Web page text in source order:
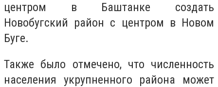
центром в Баштанке создать
Новобугский район с центром в Новом
Буге.
Также было отмечено, что численность
населения укрупненного района может